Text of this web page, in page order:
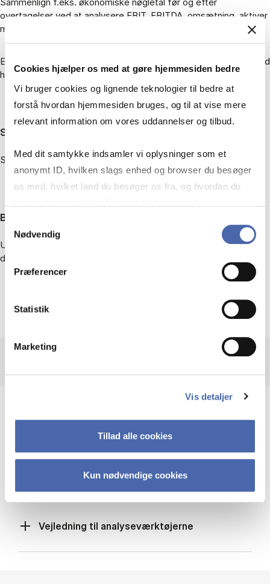
Cookies hjælper os med at gøre hjemmesiden bedre
Vi bruger cookies og lignende teknologier til bedre at
forstå hvordan hjemmesiden bruges, og til at vise mere
relevant information om vores uddannelser og tilbud.
Med dit samtykke indsamler vi oplysninger som et
anonymt ID, hvilken slags enhed og browser du besøger
os med, hvilket land du besøger os fra, og hvordan du
markedsføring. Du bestemmer selv - og kan altid trække
Samtykkevalg
Nødvendig
Præferencer
Statistik
Marketing
Vis detaljer
Tillad alle cookies
Kun nødvendige cookies
overtagelser ved at analysere EBIT, EBITDA, omsætning, aktiver
mv. for forskellige perioder.
Eller undersøg f.eks. hvilke brancher eller regioner en virksomhed
hyppigst opkøber i.
Stock Data
Se virksomheders aktieudvikling mv.
Batch Search
Upload en fil med navne og id-numre på virksomheder og brug
den som udgangspunkt for dit søgeresultat.
Brugermanualer
Vejledning til analyseværktøjerne